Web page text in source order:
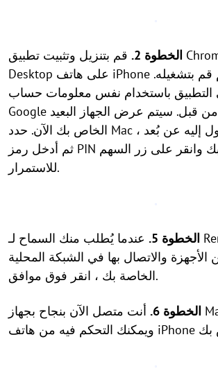
الخطوة 2.
قم بتنزيل وتثبيت تطبيق Chrome Remote
Desktop على هاتف iPhone الخاص بك ، ثم قم بتشغيله.
التطبيق باستخدام نفس معلومات حساب
Google التي استخدمتها من قبل. سيتم عرض الجهاز البعيد
الخاص بك الآن. حدد Mac الذي تريد الوصول إليه عن بُعد ،
ثم أدخل رمز PIN الخاص بك وانقر على زر السهم
للاستمرار.
الخطوة 5.
عندما يُطلب منك السماح لـ Remote Desktop
الأجهزة والاتصال بها في الشبكة المحلية
الخاصة بك ، انقر فوق موافق.
الخطوة 6.
أنت متصل الآن بنجاح بجهاز Mac الخاص بك ،